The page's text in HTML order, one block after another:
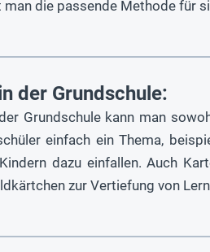
die passende Methode für
der Grundschule:
Grundschule kann man
einfach ein Thema,
dazu einfallen. Auch
zur Vertiefung von